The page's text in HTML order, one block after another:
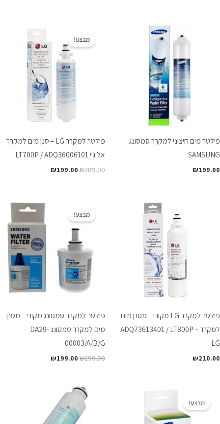
פילטר מים חיצוני למקרר סמסונג
SAMSUNG
₪199.00
מבצע!
פילטר למקרר LG – סנן מים למקרר
אל ג'י LT700P / ADQ36006101
₪289.00
המקורי
היה:
₪289.00.
₪199.00
הנוכחי
הוא:
₪199.00.
פילטר למקרר LG מקורי – מסנן מים
למקרר ADQ73613401 / LT800P –
LG
₪210.00
מבצע!
פילטר למקרר סמסונג מקורי – מסנן
מים למקרר סמסונג DA29-
00003/A/B/G
₪299.00
היה:
₪299.00.
₪199.00
המחיר
הנוכחי
הוא:
₪199.00.
מבצע!
היה:
₪299.00.
₪239.00.